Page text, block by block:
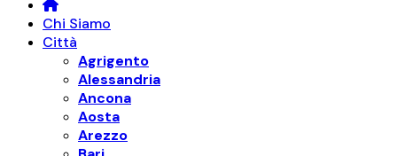
Chi Siamo
Città
Agrigento
Alessandria
Ancona
Aosta
Arezzo